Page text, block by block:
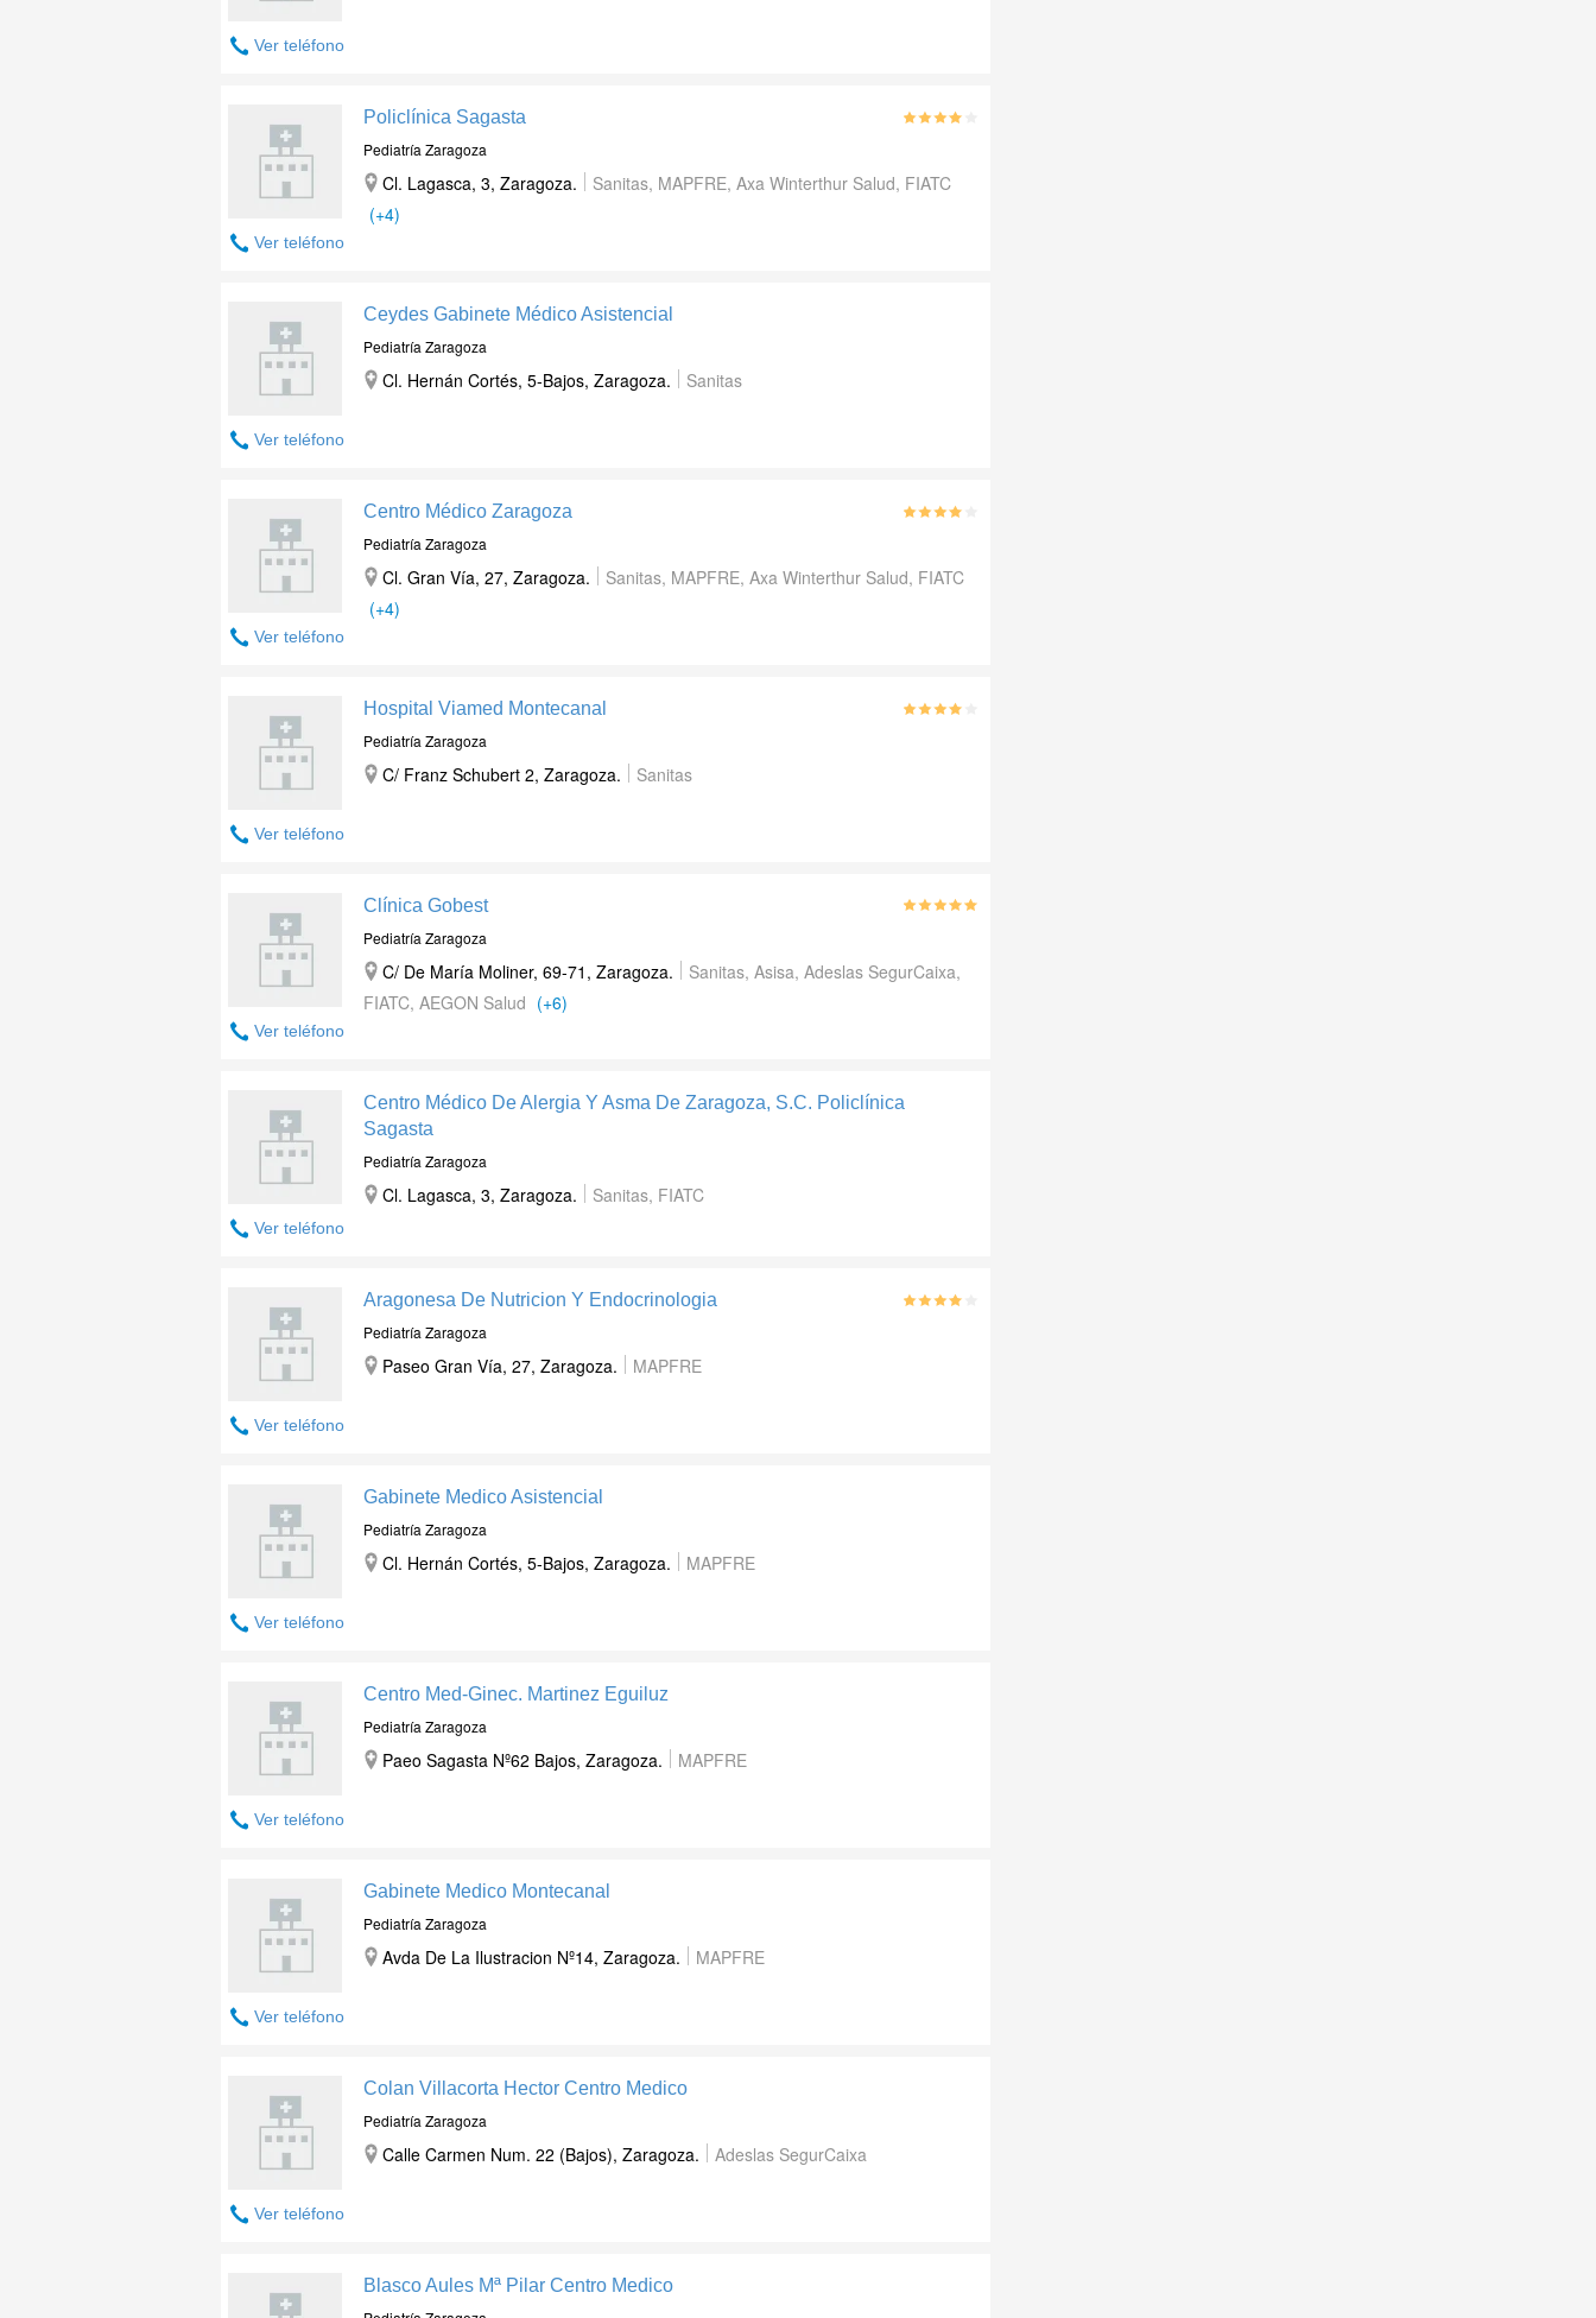
Ver teléfono
Ver teléfono
Policlínica Sagasta
Pediatría Zaragoza
Cl. Lagasca, 3, Zaragoza.
Sanitas, MAPFRE, Axa Winterthur Salud, FIATC
(+4)
Ver teléfono
Ceydes Gabinete Médico Asistencial
Pediatría Zaragoza
Cl. Hernán Cortés, 5-Bajos, Zaragoza. Sanitas
Ver teléfono
Centro Médico Zaragoza
Pediatría Zaragoza
Cl. Gran Vía, 27, Zaragoza.
Sanitas, MAPFRE, Axa Winterthur Salud, FIATC
(+4)
Ver teléfono
Hospital Viamed Montecanal
Pediatría Zaragoza
C/ Franz Schubert 2, Zaragoza. Sanitas
Ver teléfono
Clínica Gobest
Pediatría Zaragoza
C/ De María Moliner, 69-71 , Zaragoza.
Sanitas, Asisa, Adeslas SegurCaixa,
FIATC, AEGON Salud (+6)
Ver teléfono
Centro Médico De Alergia Y Asma De Zaragoza, S.C. Policlínica
Sagasta
Pediatría Zaragoza
Cl. Lagasca, 3, Zaragoza. Sanitas, FIATC
Ver teléfono
Aragonesa De Nutricion Y Endocrinologia
Pediatría Zaragoza
Paseo Gran Vía, 27, Zaragoza. MAPFRE
Ver teléfono
Gabinete Medico Asistencial
Pediatría Zaragoza
Cl. Hernán Cortés, 5-Bajos, Zaragoza. MAPFRE
Ver teléfono
Centro Med-Ginec. Martinez Eguiluz
Pediatría Zaragoza
Paeo Sagasta Nº62 Bajos, Zaragoza. MAPFRE
Ver teléfono
Gabinete Medico Montecanal
Pediatría Zaragoza
Avda De La Ilustracion Nº14, Zaragoza. MAPFRE
Ver teléfono
Colan Villacorta Hector Centro Medico
Pediatría Zaragoza
Calle Carmen Num. 22 (Bajos), Zaragoza. Adeslas SegurCaixa
Blasco Aules Mª Pilar Centro Medico